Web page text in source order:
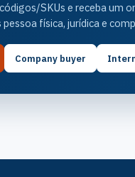
SKUs e receba um
física, jurídica e
Company buyer